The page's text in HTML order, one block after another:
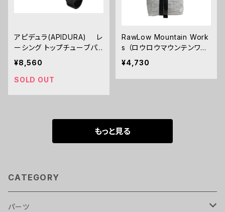
アピデュラ(APIDURA) レ
ーシング トップチューブパッ
グ １L
¥8,560
SOLD OUT
RawLow Mountain Work
s （ロウロウマウンテンワー
クス）Storage Sack Lサイ
¥4,730
もっと見る
CATEGORY
パーツ